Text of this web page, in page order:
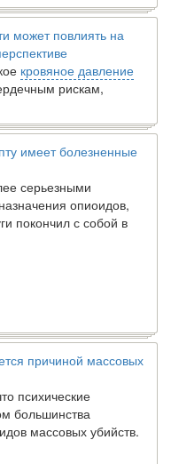
может повлиять на
кровяное давление
рискам,
имеет болезненные
серьезными
опиоидов,
покончил с собой в
причиной массовых
психические
большинства
массовых убийств.